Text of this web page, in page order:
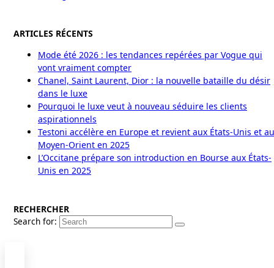
ARTICLES RÉCENTS
Mode été 2026 : les tendances repérées par Vogue qui
vont vraiment compter
Chanel, Saint Laurent, Dior : la nouvelle bataille du désir
dans le luxe
Pourquoi le luxe veut à nouveau séduire les clients
aspirationnels
Testoni accélère en Europe et revient aux États-Unis et au
Moyen-Orient en 2025
L’Occitane prépare son introduction en Bourse aux États-
Unis en 2025
RECHERCHER
Search for: